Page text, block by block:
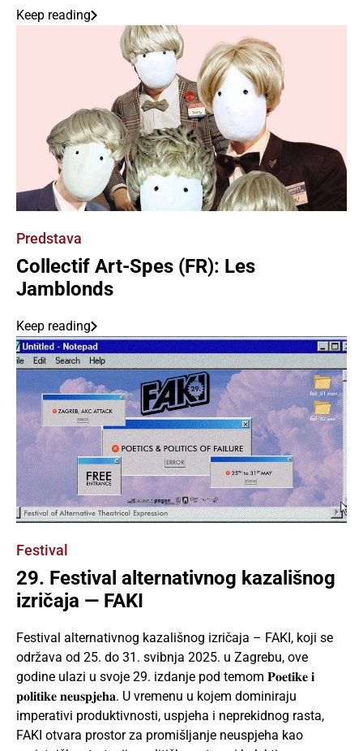
Keep reading
Predstava
Collectif Art-Spes (FR): Les
Jamblonds
Keep reading
Festival
29. Festival alternativnog kazališnog
izričaja — FAKI
Festival alternativnog kazališnog izričaja – FAKI, koji se
održava od 25. do 31. svibnja 2025. u Zagrebu, ove
godine ulazi u svoje 29. izdanje pod temom 𝐏𝐨𝐞𝐭𝐢𝐤𝐞 𝐢
𝐩𝐨𝐥𝐢𝐭𝐢𝐤𝐞 𝐧𝐞𝐮𝐬𝐩𝐣𝐞𝐡𝐚. U vremenu u kojem dominiraju
imperativi produktivnosti, uspjeha i neprekidnog rasta,
FAKI otvara prostor za promišljanje neuspjeha kao